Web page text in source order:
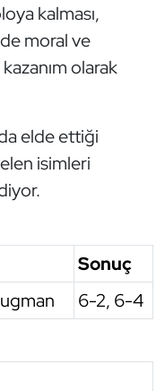
kalması,
moral ve
olarak
elde ettiği
isimleri
Sonuç
6-2, 6-4